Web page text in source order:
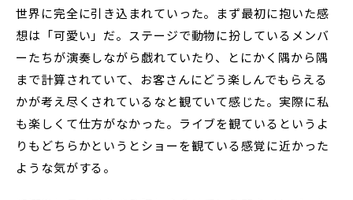
世界に完全に引き込まれていった。まず最初に抱いた感
想は「可愛い」だ。ステージで動物に扮しているメンバ
ーたちが演奏しながら戯れていたり、とにかく隅から隅
まで計算されていて、お客さんにどう楽しんでもらえる
かが考え尽くされているなと観ていて感じた。実際に私
も楽しくて仕方がなかった。ライブを観ているというよ
りもどちらかというとショーを観ている感覚に近かった
ような気がする。